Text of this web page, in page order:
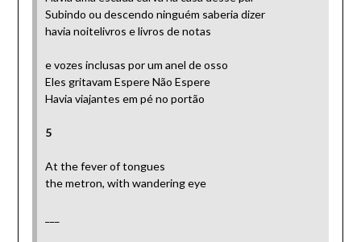
Subindo ou descendo ninguém saberia dizer
havia noitelivros e livros de notas
e vozes inclusas por um anel de osso
Eles gritavam Espere Não Espere
Havia viajantes em pé no portão
5
At the fever of tongues
the metron, with wandering eye